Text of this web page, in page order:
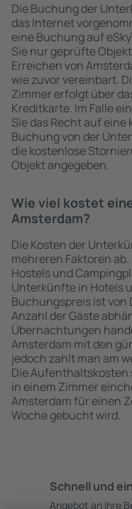
Die Buchung der
das Internet
eine Buchung auf
Sie nur geprüfte
Erreichen von
wie zuvor vereinbart.
Zimmer erfolgt über
Kreditkarte. Im Falle
Sie das Recht auf
Buchung von der
die kostenlose
Objekt angegeben.
Wie viel kostet
Amsterdam?
Die Kosten der
mehreren Faktoren
Hostels und
Unterkünfte in Hotels
Buchungspreis ist
Anzahl der Gäste
Übernachtungen
Amsterdam mit den
jedoch zahlt man am
Die Aufenthaltskosten
in einem Zimmer
Amsterdam für einen
Woche gebucht wird.
Schnell und
Angebot an Ihre